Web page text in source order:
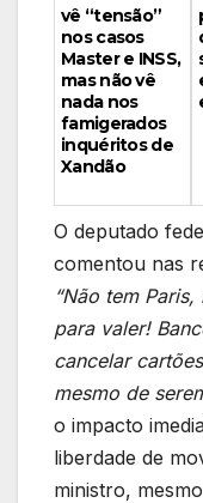
vê “tensão”
nos casos
Master e INSS,
mas não vê
nada nos
famigerados
inquéritos de
Xandão
O deputado
comentou nas
“Não tem
para valer!
cancelar
mesmo de
o impacto
liberdade de
ministro,